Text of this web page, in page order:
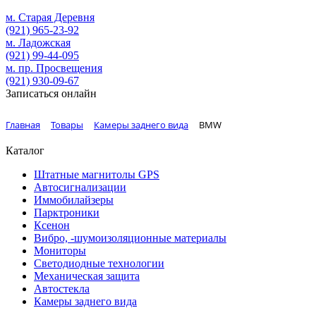
м. Старая Деревня
(921) 965-23-92
м. Ладожская
(921) 99-44-095
м. пр. Просвещения
(921) 930-09-67
Записаться онлайн
Главная Товары Камеры заднего вида BMW
Каталог
Штатные магнитолы GPS
Автосигнализации
Иммобилайзеры
Парктроники
Ксенон
Вибро, -шумоизоляционные материалы
Мониторы
Светодиодные технологии
Механическая защита
Автостекла
Камеры заднего вида